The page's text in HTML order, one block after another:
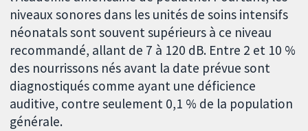
niveaux sonores dans les unités de soins intensifs
néonatals sont souvent supérieurs à ce niveau
recommandé, allant de 7 à 120 dB. Entre 2 et 10 %
des nourrissons nés avant la date prévue sont
diagnostiqués comme ayant une déficience
auditive, contre seulement 0,1 % de la population
générale.